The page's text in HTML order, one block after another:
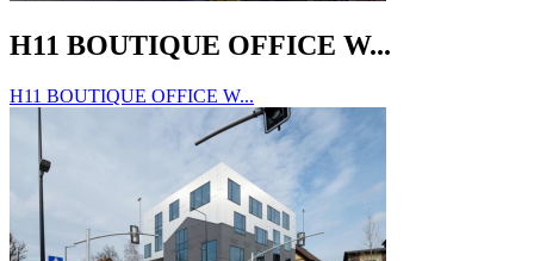
H11 BOUTIQUE OFFICE W...
H11 BOUTIQUE OFFICE W...